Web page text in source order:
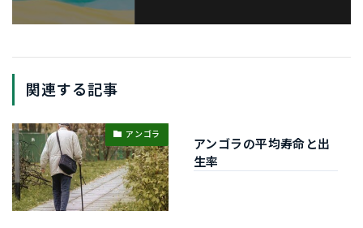
関連する記事
アンゴラ
アンゴラの平均寿命と出
生率